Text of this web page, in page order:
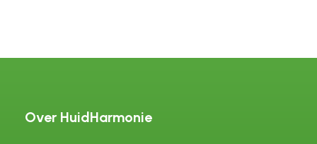
Over HuidHarmonie